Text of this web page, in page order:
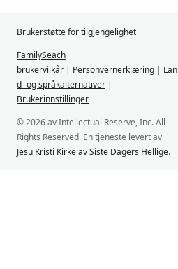
Brukerstøtte for tilgjengelighet
FamilySeach
brukervilkår | Personvernerklæring | Lan
d- og språkalternativer |
Brukerinnstillinger
© 2026 av Intellectual Reserve, Inc. All
Rights Reserved. En tjeneste levert av
Jesu Kristi Kirke av Siste Dagers Hellige.